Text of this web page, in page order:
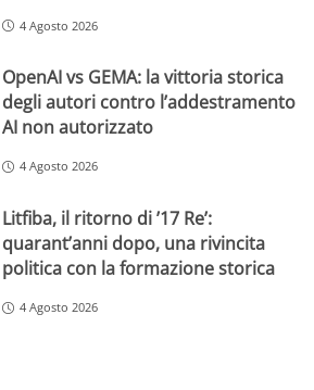
4 Agosto 2026
OpenAI vs GEMA: la vittoria storica
degli autori contro l’addestramento
AI non autorizzato
4 Agosto 2026
Litfiba, il ritorno di ’17 Re’:
quarant’anni dopo, una rivincita
politica con la formazione storica
4 Agosto 2026